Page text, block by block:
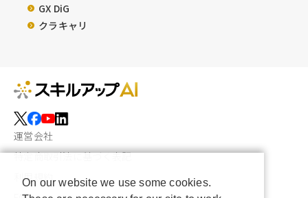
GX DiG
クラキャリ
運営会社
特定商取引法に基づく表記
利用規約
On our website we use some cookies.